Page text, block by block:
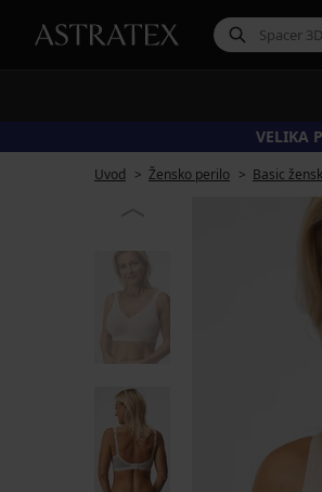
VELIKA
Uvod Žensko perilo Basic